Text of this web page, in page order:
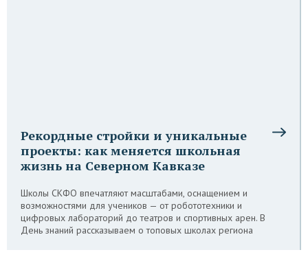
Рекордные стройки и уникальные
проекты: как меняется школьная
жизнь на Северном Кавказе
Школы СКФО впечатляют масштабами, оснащением и
возможностями для учеников — от робототехники и
цифровых лабораторий до театров и спортивных арен. В
День знаний рассказываем о топовых школах региона